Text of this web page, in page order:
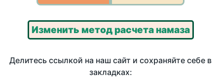
Изменить метод расчета намаза
Делитесь ссылкой на наш сайт и сохраняйте себе в
закладках: